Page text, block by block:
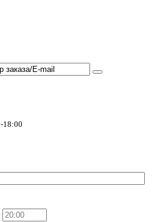
18:00